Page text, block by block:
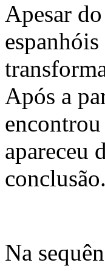
Apesar
Após a
apareceu
conclusão.
Na